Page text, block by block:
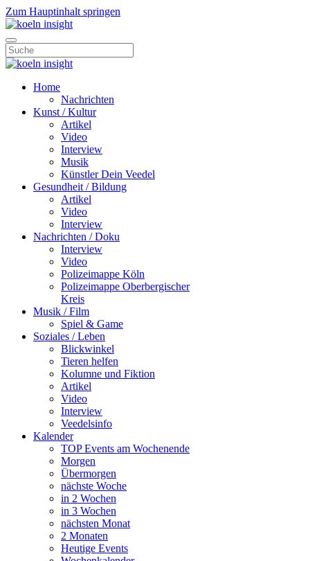
Zum Hauptinhalt springen
Home
Nachrichten
Kunst / Kultur
Artikel
Video
Interview
Musik
Künstler Dein Veedel
Gesundheit / Bildung
Artikel
Video
Interview
Nachrichten / Doku
Interview
Video
Polizeimappe Köln
Polizeimappe Oberbergischer
Kreis
Musik / Film
Spiel & Game
Soziales / Leben
Blickwinkel
Tieren helfen
Kolumne und Fiktion
Artikel
Video
Interview
Veedelsinfo
Kalender
TOP Events am Wochenende
Morgen
Übermorgen
nächste Woche
in 2 Wochen
in 3 Wochen
nächsten Monat
2 Monaten
Heutige Events